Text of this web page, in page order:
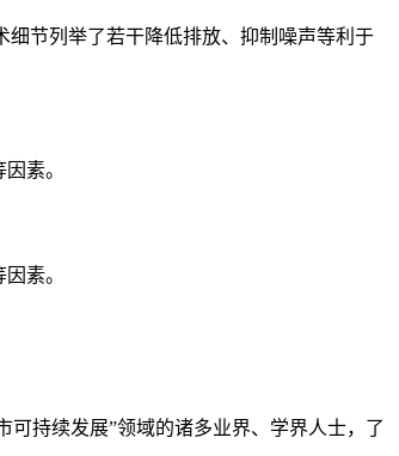
节列举了若干降低排放、抑制噪声等利于
素。
素。
持续发展”领域的诸多业界、学界人士，了